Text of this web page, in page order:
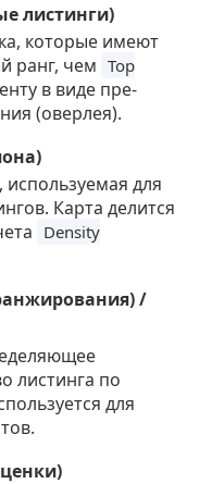
листинги)
которые имеют
ранг, чем Top
в виде пре-
(оверлея).
используемая для
Карта делится
Density
/
листинга по
для